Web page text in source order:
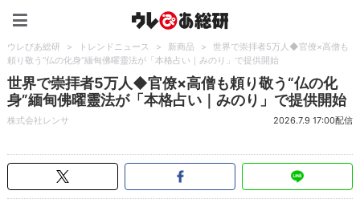
ウレぴあ総研 > トレンドニュース > 新商品 >
世界で崇拝者5万人◆官僚×高僧も
頼り敬う“仏の化身”緬甸佛曜靈法が「本格占い｜みのり」で提供開始
世界で崇拝者5万人◆官僚×高僧も頼り敬う“仏の化
身”緬甸佛曜靈法が「本格占い｜みのり」で提供開始
株式会社レンサ 2026.7.9 17:00配信